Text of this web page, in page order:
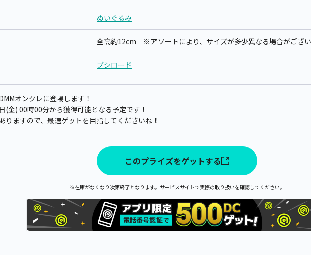
ぬいぐるみ
全高約12cm ※アソートにより、サイズが多少異なる場合がござい
ブシロード
オンクレに登場します！
(金) 00時00分から獲得可能となる予定です！
りますので、最速ゲットを目指してくださいね！
このプライズをゲットする
※在庫がなくなり次第終了となります。サービスサイトで実際の取り扱いを確認してください。